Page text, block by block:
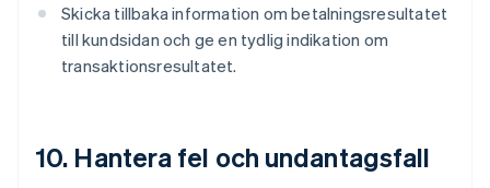
Skicka tillbaka information om betalningsresultatet
till kundsidan och ge en tydlig indikation om
transaktionsresultatet.
10. Hantera fel och undantagsfall